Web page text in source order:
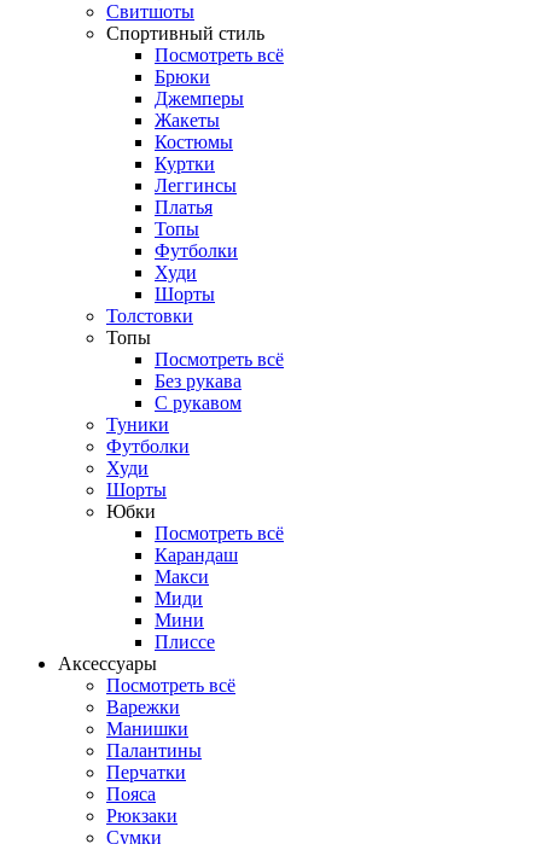
Свитшоты
Спортивный стиль
Посмотреть всё
Брюки
Джемперы
Жакеты
Костюмы
Куртки
Леггинсы
Платья
Топы
Футболки
Худи
Шорты
Толстовки
Топы
Посмотреть всё
Без рукава
С рукавом
Туники
Футболки
Худи
Шорты
Юбки
Посмотреть всё
Карандаш
Макси
Миди
Мини
Плиссе
Аксессуары
Посмотреть всё
Варежки
Манишки
Палантины
Перчатки
Пояса
Рюкзаки
Сумки